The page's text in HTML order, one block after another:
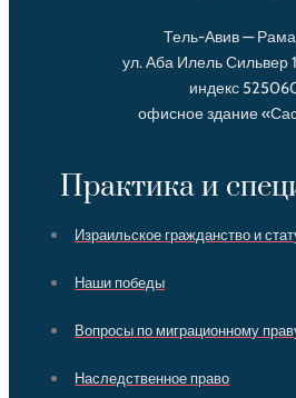
Тель-Авив —
ул. Аба Илель Сильвер
индекс
офисное здание
Практика и
Израильское гражданство и
Наши победы
Вопросы по миграционному
Наследственное право